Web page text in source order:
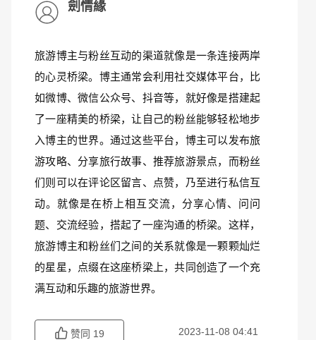
劍情緣
旅游博主与粉丝互动的渠道就像是一条连接两岸
的心灵桥梁。博主通常会利用社交媒体平台，比
如微博、微信公众号、抖音等，就好像是搭建起
了一座精美的桥梁，让自己的粉丝能够轻松地步
入博主的世界。通过这些平台，博主可以发布旅
游攻略、分享旅行故事、推荐旅游景点，而粉丝
们则可以在评论区留言、点赞，乃至进行私信互
动。就像是在桥上相互交流，分享心情、问问
题、交流经验，搭起了一座沟通的桥梁。这样，
旅游博主和粉丝们之间的关系就像是一颗颗灿烂
的星星，点缀在这座桥梁上，共同创造了一个充
满互动和乐趣的旅游世界。
赞同 19 2023-11-08 04:41